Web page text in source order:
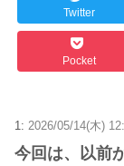
Twitter
Pocket
1: 2026/05/14(木)
今回は、以前